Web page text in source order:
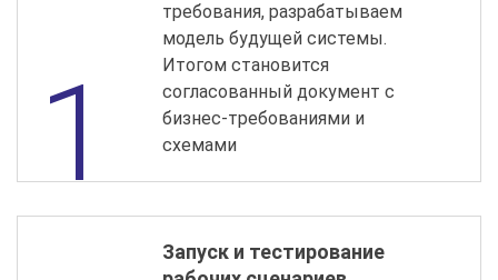
требования, разрабатываем
модель будущей системы.
Итогом становится
согласованный документ с
бизнес-требованиями и
схемами
Запуск и тестирование